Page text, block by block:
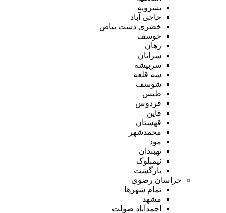
بشرویه
حاجی آباد
خضری دشت بیاض
خوسف
زهان
سرایان
سربیشه
سه قلعه
شوسف
طبس
فردوس
قاین
قهستان
محمدشهر
مود
نهبندان
نیمبلوک
بازگشت
خراسان رضوی
تمام شهر‌ها
مشهد
احمدآباد صولت